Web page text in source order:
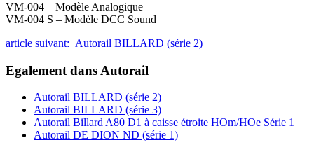
VM-004 – Modèle Analogique
VM-004 S – Modèle DCC Sound
article suivant: Autorail BILLARD (série 2)
Egalement dans Autorail
Autorail BILLARD (série 2)
Autorail BILLARD (série 3)
Autorail Billard A80 D1 à caisse étroite HOm/HOe Série 1
Autorail DE DION ND (série 1)